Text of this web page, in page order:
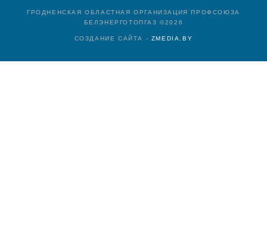
ГРОДНЕНСКАЯ ОБЛАСТНАЯ ОРГАНИЗАЦИЯ ПРОФСОЮЗА
БЕЛЭНЕРГОТОПГАЗ ©2026
СОЗДАНИЕ САЙТА - ZMEDIA.BY